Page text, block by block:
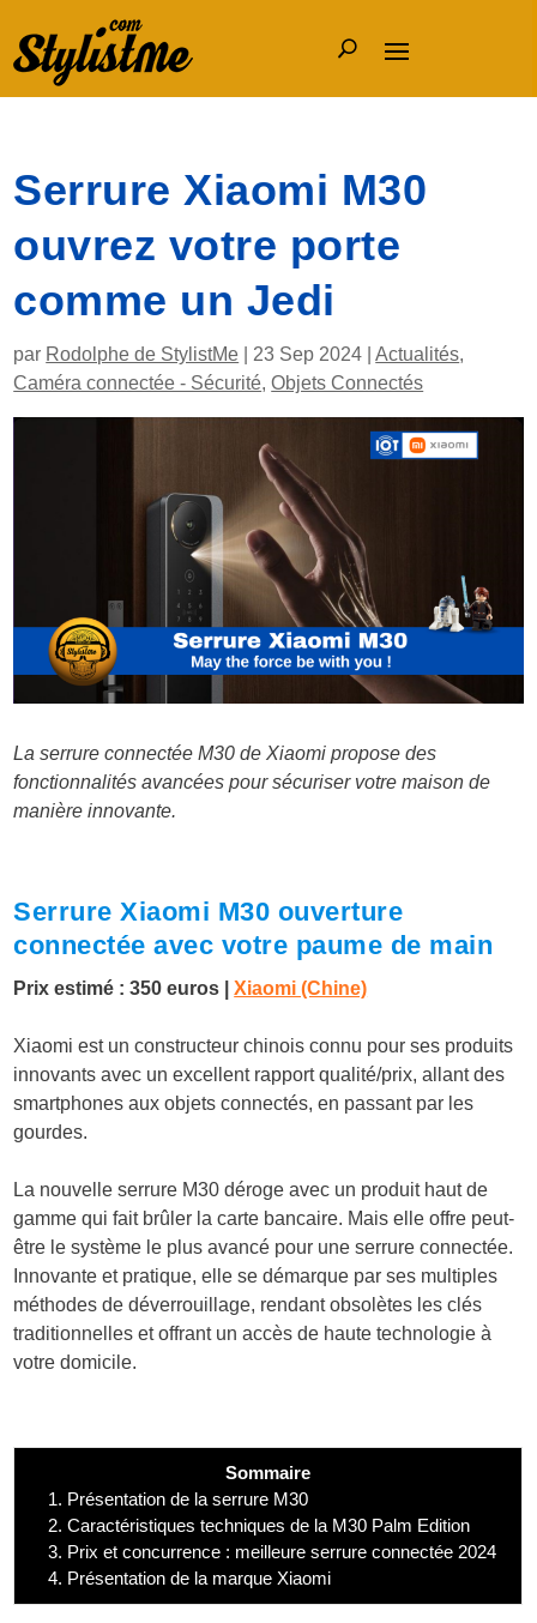
Serrure Xiaomi M30
ouvrez votre porte
comme un Jedi
par Rodolphe de StylistMe 23 Sep 2024 |Actualités,
Caméra connectée - Sécurité,Objets Connectés
La serrure connectée M30 de Xiaomi propose des
fonctionnalités avancées pour sécuriser votre maison de
manière innovante.
Serrure Xiaomi M30 ouverture
connectée avec votre paume de main
Prix estimé : 350 euros |Xiaomi (Chine)
Xiaomi est un constructeur chinois connu pour ses produits
innovants avec un excellent rapport qualité/prix, allant des
smartphones aux objets connectés, en passant par les
gourdes.
La nouvelle serrure M30 déroge avec un produit haut de
gamme qui fait brûler la carte bancaire. Mais elle offre peut-
être le système le plus avancé pour une serrure connectée.
Innovante et pratique, elle se démarque par ses multiples
méthodes de déverrouillage, rendant obsolètes les clés
traditionnelles et offrant un accès de haute technologie à
votre domicile.
Sommaire
1. Présentation de la serrure M30
2. Caractéristiques techniques de la M30 Palm Edition
3. Prix et concurrence : meilleure serrure connectée 2024
4. Présentation de la marque Xiaomi